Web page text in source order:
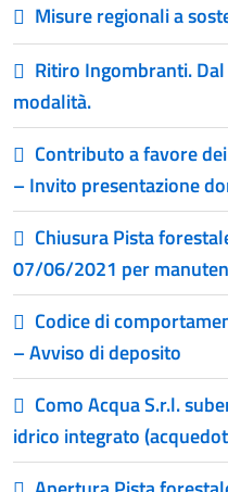
Misure regionali a
Ritiro Ingombranti.
modalità.
Contributo a favore
– Invito presentazione
Chiusura Pista
07/06/2021 per
Codice di
– Avviso di deposito
Como Acqua S.r.l.
idrico integrato